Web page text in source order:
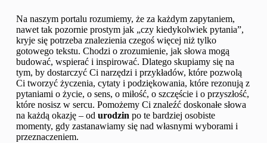
Na naszym portalu rozumiemy, że za każdym zapytaniem,
nawet tak pozornie prostym jak „czy kiedykolwiek pytania”,
kryje się potrzeba znalezienia czegoś więcej niż tylko
gotowego tekstu. Chodzi o zrozumienie, jak słowa mogą
budować, wspierać i inspirować. Dlatego skupiamy się na
tym, by dostarczyć Ci narzędzi i przykładów, które pozwolą
Ci tworzyć życzenia, cytaty i podziękowania, które rezonują z
pytaniami o życie, o sens, o miłość, o szczęście i o przyszłość,
które nosisz w sercu. Pomożemy Ci znaleźć doskonałe słowa
na każdą okazję – od urodzin po te bardziej osobiste
momenty, gdy zastanawiamy się nad własnymi wyborami i
przeznaczeniem.